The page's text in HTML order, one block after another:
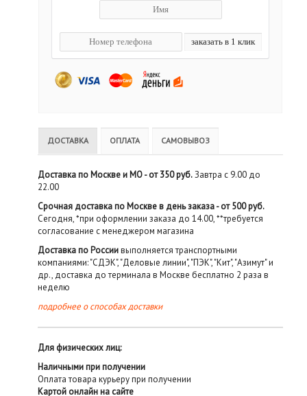
ДОСТАВКА ОПЛАТА САМОВЫВОЗ
Доставка по Москве и МО - от 350 руб.Завтра с 9.00 до
22.00
Срочная доставка по Москве в день заказа - от 500 руб.
Сегодня, *при оформлении заказа до 14.00, **требуется
согласование с менеджером магазина
Доставка по Россиивыполняется транспортными
компаниями: "СДЭК", "Деловые линии", "ПЭК", "Кит", "Азимут" и
др., доставка до терминала в Москве бесплатно 2 раза в
неделю
подробнее о способах доставки
Для физических лиц:
Наличными при получении
Оплата товара курьеру при получении
Картой онлайн на сайте